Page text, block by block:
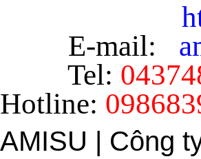
E-mail:
Tel:
Hotline:
AMISU | Công